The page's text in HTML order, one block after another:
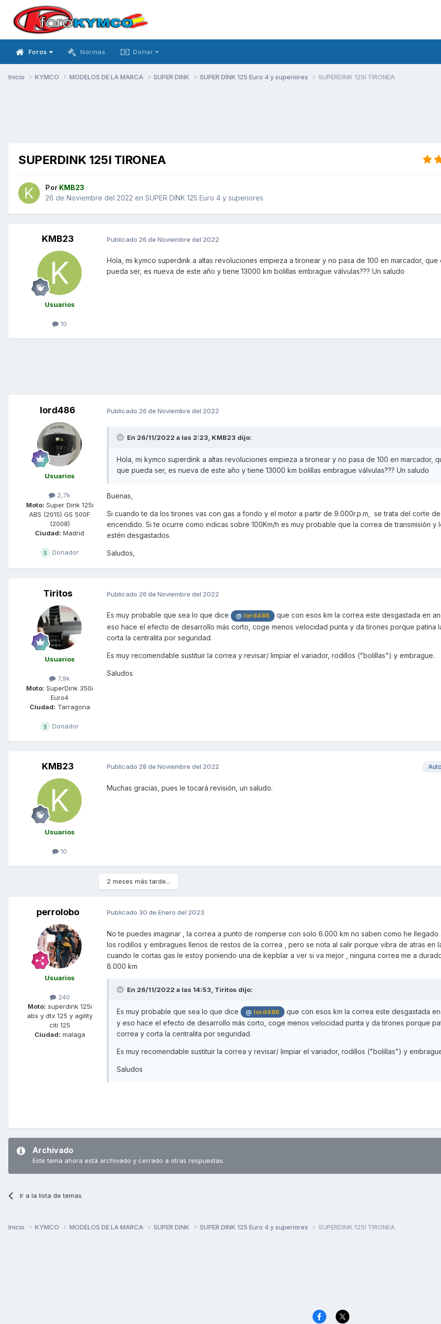
Foros Normas Donar
Inicio KYMCO MODELOS DE LA MARCA SUPER DINK SUPER DINK 125 Euro 4 y superiores SUPERDINK 125I TIRONEA
SUPERDINK 125I TIRONEA
Por KMB23
26 de Noviembre del 2022 en SUPER DINK 125 Euro 4 y superiores
KMB23
Usuarios
10
Publicado 26 de Noviembre del 2022
Hola, mi kymco superdink a altas revoluciones empieza a tironear y no pasa de 100 en marcador,
pueda ser, es nueva de este año y tiene 13000 km bolillas embrague válvulas??? Un saludo
lord486
Usuarios
2,7k
Moto: Super Dink 125i
ABS (2015) GS 500F
(2008)
Ciudad: Madrid
Donador
Publicado 26 de Noviembre del 2022
En 26/11/2022 a las 2:23, KMB23 dijo:
Hola, mi kymco superdink a altas revoluciones empieza a tironear y no pasa de 100 en marcador,
que pueda ser, es nueva de este año y tiene 13000 km bolillas embrague válvulas??? Un saludo
Buenas,
Si cuando te da los tirones vas con gas a fondo y el motor a partir de 9.000r.p.m, se trata del corte de
encendido. Si te ocurre como indicas sobre 100Km/h es muy probable que la correa de transmisión y
estén desgastados.
Saludos,
Tiritos
Usuarios
7,9k
Moto: SuperDink 350i
Euro4
Ciudad: Tarragona
Donador
Publicado 26 de Noviembre del 2022
Es muy probable que sea lo que dice @ lord486
que con esos km la correa este desgastada en
eso hace el efecto de desarrollo más corto, coge menos velocidad punta y da tirones porque patina
corta la centralita por seguridad.
Es muy recomendable sustituir la correa y revisar/ limpiar el variador, rodillos ("bolillas") y embrague.
Saludos
KMB23
Usuarios
10
Publicado 28 de Noviembre del 2022
Muchas gracias, pues le tocará revisión, un saludo.
2 meses más tarde...
perrolobo
Usuarios
240
Moto: superdink 125i
abs y dtx 125 y agility
citi 125
Ciudad: malaga
Publicado 30 de Enero del 2023
No te puedes imaginar , la correa a punto de romperse con solo 6.000 km no saben como he llegado
los rodillos y embragues llenos de restos de la correa , pero se nota al salir porque vibra de atras en
cuando le cortas gas le estoy poniendo una de kepblar a ver si va mejor , ninguna correa me a
8.000 km
En 26/11/2022 a las 14:53, Tiritos dijo:
Es muy probable que sea lo que dice @ lord486
que con esos km la correa este desgastada
y eso hace el efecto de desarrollo más corto, coge menos velocidad punta y da tirones porque
correa y corta la centralita por seguridad.
Es muy recomendable sustituir la correa y revisar/ limpiar el variador, rodillos ("bolillas") y
Saludos
Archivado
Este tema ahora está archivado y cerrado a otras respuestas.
Ir a la lista de temas
Inicio KYMCO MODELOS DE LA MARCA SUPER DINK SUPER DINK 125 Euro 4 y superiores SUPERDINK 125I TIRONEA